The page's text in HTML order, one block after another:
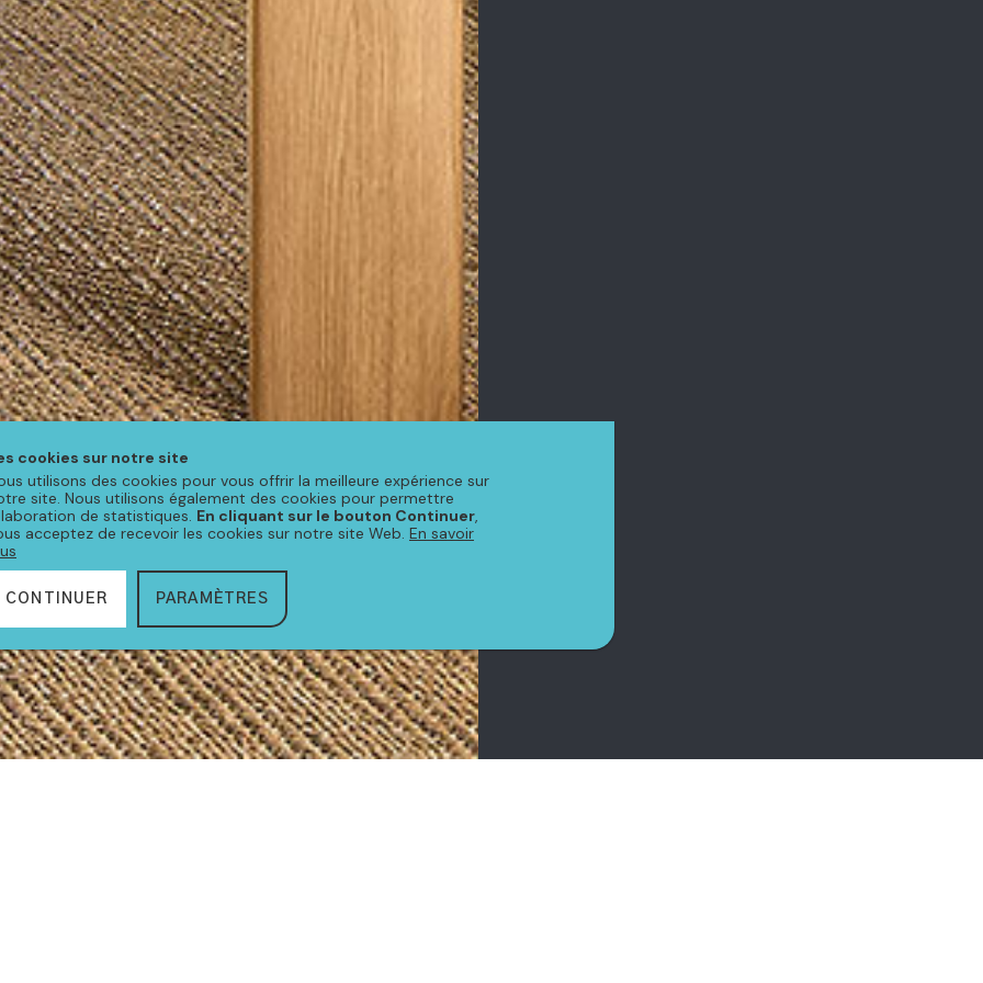
cookies sur notre site
utilisons des cookies pour vous offrir la meilleure expérience sur
site. Nous utilisons également des cookies pour permettre
de statistiques. En cliquant sur le bouton Continuer,
acceptez de recevoir les cookies sur notre site Web. En savoir
CONTINUER PARAMÈTRES